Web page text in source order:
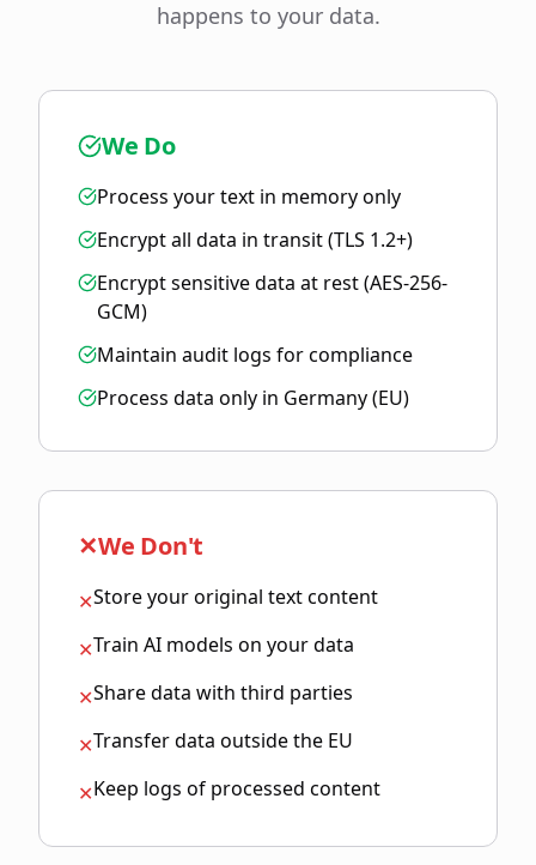
happens to your data.
We Do
Process your text in memory only
Encrypt all data in transit (TLS 1.2+)
Encrypt sensitive data at rest (AES-256-
GCM)
Maintain audit logs for compliance
Process data only in Germany (EU)
✕We Don't
✕Store your original text content
✕Train AI models on your data
✕Share data with third parties
✕Transfer data outside the EU
✕Keep logs of processed content